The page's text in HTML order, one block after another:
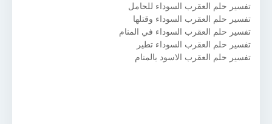
تفسير حلم العقرب السوداء للحامل
تفسير حلم العقرب السوداء وقتلها
تفسير حلم العقرب السوداء في المنام
تفسير حلم العقرب السوداء تطير
تفسير حلم العقرب الاسود بالمنام